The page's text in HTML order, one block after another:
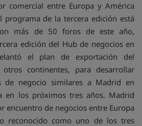
comercial entre Europa y América
programa de la tercera edición está
más de 50 foros de este año,
edición del Hub de negocios en
el plan de exportación del
continentes, para desarrollar
de negocio similares a Madrid en
en los próximos tres años. Madrid
encuentro de negocios entre Europa
reconocido como uno de los tres